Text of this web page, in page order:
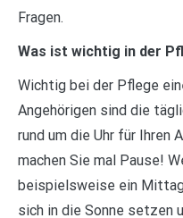
Fragen.
Was ist wichtig in der
Wichtig bei der Pflege
Angehörigen sind die
rund um die Uhr für Ihren
machen Sie mal Pause!
beispielsweise ein
sich in die Sonne setzen